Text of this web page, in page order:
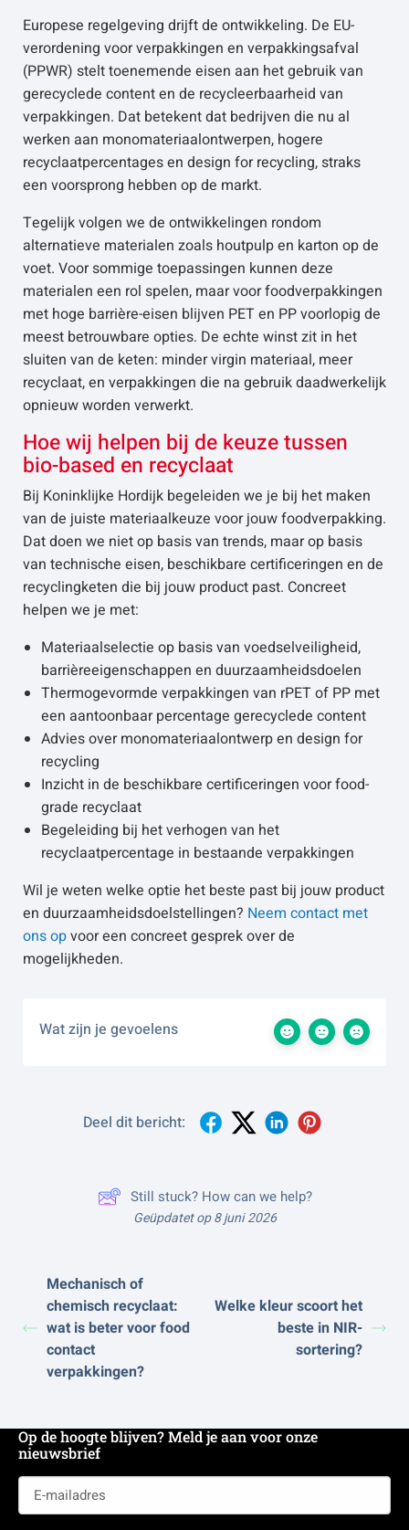
Europese regelgeving drijft de ontwikkeling. De EU-
verordening voor verpakkingen en verpakkingsafval
(PPWR) stelt toenemende eisen aan het gebruik van
gerecyclede content en de recycleerbaarheid van
verpakkingen. Dat betekent dat bedrijven die nu al
werken aan monomateriaalontwerpen, hogere
recyclaatpercentages en design for recycling, straks
een voorsprong hebben op de markt.
Tegelijk volgen we de ontwikkelingen rondom
alternatieve materialen zoals houtpulp en karton op de
voet. Voor sommige toepassingen kunnen deze
materialen een rol spelen, maar voor foodverpakkingen
met hoge barrière-eisen blijven PET en PP voorlopig de
meest betrouwbare opties. De echte winst zit in het
sluiten van de keten: minder virgin materiaal, meer
recyclaat, en verpakkingen die na gebruik daadwerkelijk
opnieuw worden verwerkt.
Hoe wij helpen bij de keuze tussen
bio-based en recyclaat
Bij Koninklijke Hordijk begeleiden we je bij het maken
van de juiste materiaalkeuze voor jouw foodverpakking.
Dat doen we niet op basis van trends, maar op basis
van technische eisen, beschikbare certificeringen en de
recyclingketen die bij jouw product past. Concreet
helpen we je met:
Materiaalselectie op basis van voedselveiligheid,
barrièreeigenschappen en duurzaamheidsdoelen
Thermogevormde verpakkingen van rPET of PP met
een aantoonbaar percentage gerecyclede content
Advies over monomateriaalontwerp en design for
recycling
Inzicht in de beschikbare certificeringen voor food-
grade recyclaat
Begeleiding bij het verhogen van het
recyclaatpercentage in bestaande verpakkingen
Wil je weten welke optie het beste past bij jouw product
en duurzaamheidsdoelstellingen? Neem contact met
ons opvoor een concreet gesprek over de
mogelijkheden.
Wat zijn je gevoelens
Deel dit bericht:
Still stuck? How can we help?
Geüpdatet op 8 juni 2026
Mechanisch of
chemisch recyclaat:
wat is beter voor food
contact
verpakkingen?
Welke kleur scoort het
beste in NIR-
sortering?
Op de hoogte blijven? Meld je aan voor onze
nieuwsbrief
mailadres